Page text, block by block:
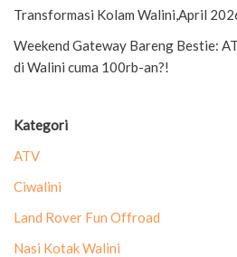
Transformasi Kolam Walini,April
Weekend Gateway Bareng Bestie:
di Walini cuma 100rb-an?!
Kategori
ATV
Ciwalini
Land Rover Fun Offroad
Nasi Kotak Walini